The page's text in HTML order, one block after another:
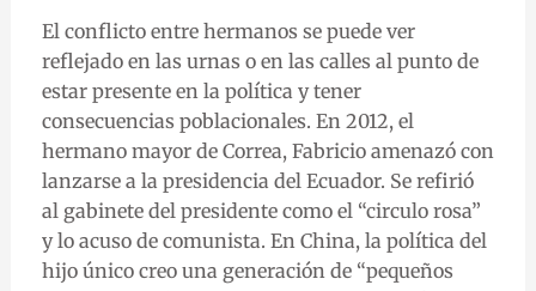
El conflicto entre hermanos se puede ver
reflejado en las urnas o en las calles al punto de
estar presente en la política y tener
consecuencias poblacionales. En 2012, el
hermano mayor de Correa, Fabricio amenazó con
lanzarse a la presidencia del Ecuador. Se refirió
al gabinete del presidente como el “circulo rosa”
y lo acuso de comunista. En China, la política del
hijo único creo una generación de “pequeños